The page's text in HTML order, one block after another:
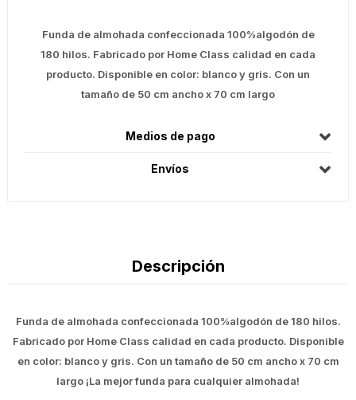
Funda de almohada confeccionada 100%algodón de
180 hilos. Fabricado por Home Class calidad en cada
producto. Disponible en color: blanco y gris. Con un
tamaño de 50 cm ancho x 70 cm largo
Medios de pago
Envíos
Descripción
Funda de almohada confeccionada 100%algodón de 180 hilos.
Fabricado por Home Class calidad en cada producto. Disponible
en color: blanco y gris. Con un tamaño de 50 cm ancho x 70 cm
largo ¡La mejor funda para cualquier almohada!